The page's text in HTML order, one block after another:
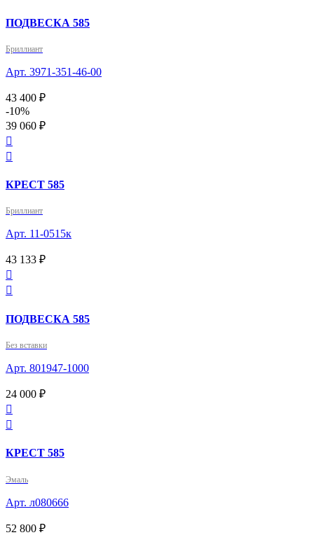
ПОДВЕСКА 585
Бриллиант
Арт. 3971-351-46-00
43 400 ₽
-10%
39 060 ₽


КРЕСТ 585
Бриллиант
Арт. 11-0515к
43 133 ₽


ПОДВЕСКА 585
Без вставки
Арт. 801947-1000
24 000 ₽


КРЕСТ 585
Эмаль
Арт. л080666
52 800 ₽